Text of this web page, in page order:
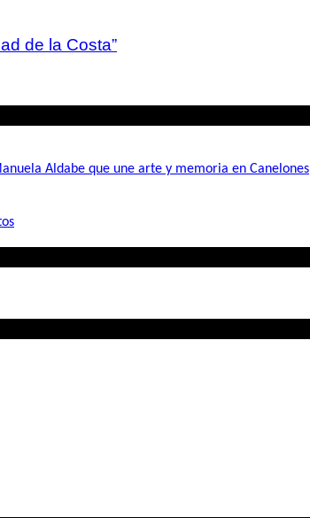
de la Costa”
Aldabe que une arte y memoria en Canelones